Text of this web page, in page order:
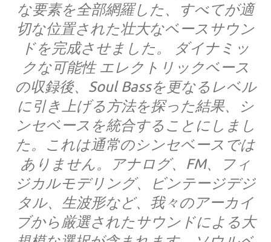
な要素を全部網羅した、すべてが適
切な位置された壮大なベースサウン
ドを完成させました。 ダイナミッ
クな可能性 エレクトリックベース
の収録後、Soul Bassを更なるレベル
に引き上げる方法を探った結果、シ
ンセベースを統合することにしまし
た。これは通常のシンセベースでは
ありません。アナログ、FM、フィ
ジカルモデリング、ビンテージデジ
タル、生波形など、我々のアーカイ
ブから厳選されたサウンドによる大